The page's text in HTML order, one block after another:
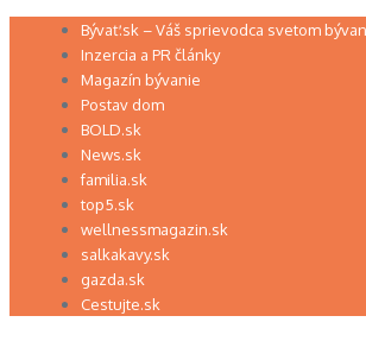
Preskočiť Bývať.sk – Váš sprievodca svetom
Inzercia a PR články
Magazín bývanie
Postav dom
BOLD.sk
News.sk
familia.sk
top5.sk
wellnessmagazin.sk
salkakavy.sk
gazda.sk
Cestujte.sk